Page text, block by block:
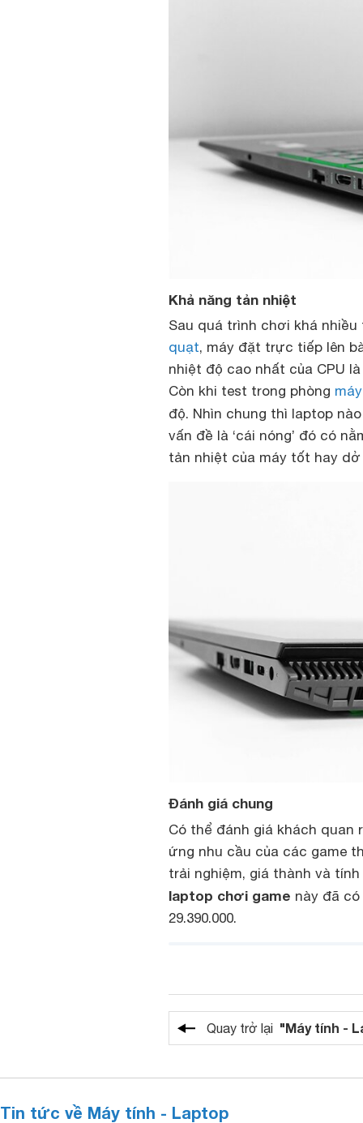
Khả năng tản nhiệt
Sau quá trình chơi khá
quạt, máy đặt trực tiếp lên
nhiệt độ cao nhất của CPU
Còn khi test trong phòng
độ. Nhìn chung thì laptop
vấn đề là ‘cái nóng’ đó có
tản nhiệt của máy tốt hay
Đánh giá chung
Có thể đánh giá khách quan
ứng nhu cầu của các game
trải nghiệm, giá thành và
laptop chơi game này đã
29.390.000.
Quay trở lại "Máy tính -
Tin tức về Máy tính - Laptop